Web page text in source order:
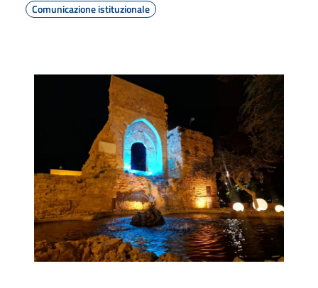
Comunicazione istituzionale